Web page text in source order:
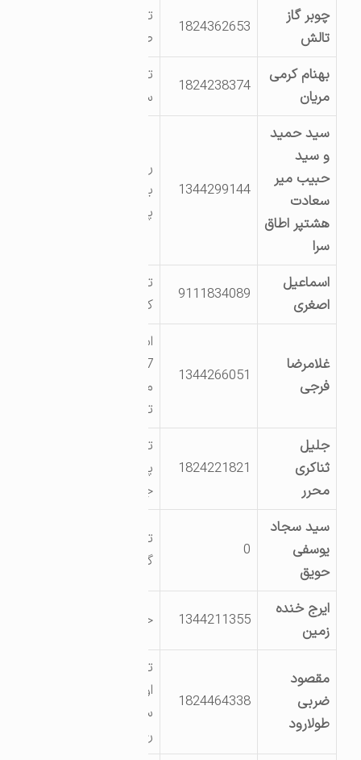
چوبر گاز
تالش
1824362653
تالش شهرک
صنعتی
بهنام کرمی
مریان
1824238374
تالش انتهای بلوار
سید نیکی
سید حمید
و سید
حبیب میر
سعادت
هشتپر اطاق
1344299144
روستای قروق-
اسماعیل
اصغری
9111834089
تالش طولارود
کنده سر
غلامرضا
فرجی
1344266051
اسالم-خاله سرای
57-ابتدای ?
مربندی اسالم به
تالش-پلا? 82
جلیل
ثناکری
محرر
1824221821
تالش خ امیر کبیر
پشت مسجد
جامع پ 2
سید سجاد
یوسفی
حویق
تالش چوبر
گرکانرود شمالی
ایرج خنده
زمین
1344211355 خیابان مروارید 4
مقصود
ضربی
طولارود
1824464338
تالش روستای
اولرکری طولارود
سه راه شهید
رجائی